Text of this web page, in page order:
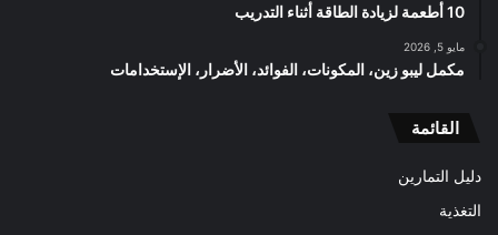
10 أطعمة لزيادة الطاقة أثناء التدريب
مايو 5, 2026
مكمل ليبو زين، المكونات، الفوائد، الأضرار، الإستخدامات
القائمة
دليل التمارين
التغذية